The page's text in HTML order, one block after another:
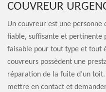
COUVREUR
Un couvreur est une personne
fiable, suffisante et pertinente
faisable pour tout type et tout
couvreurs possèdent une
réparation de la fuite d’un
mettre en contact et